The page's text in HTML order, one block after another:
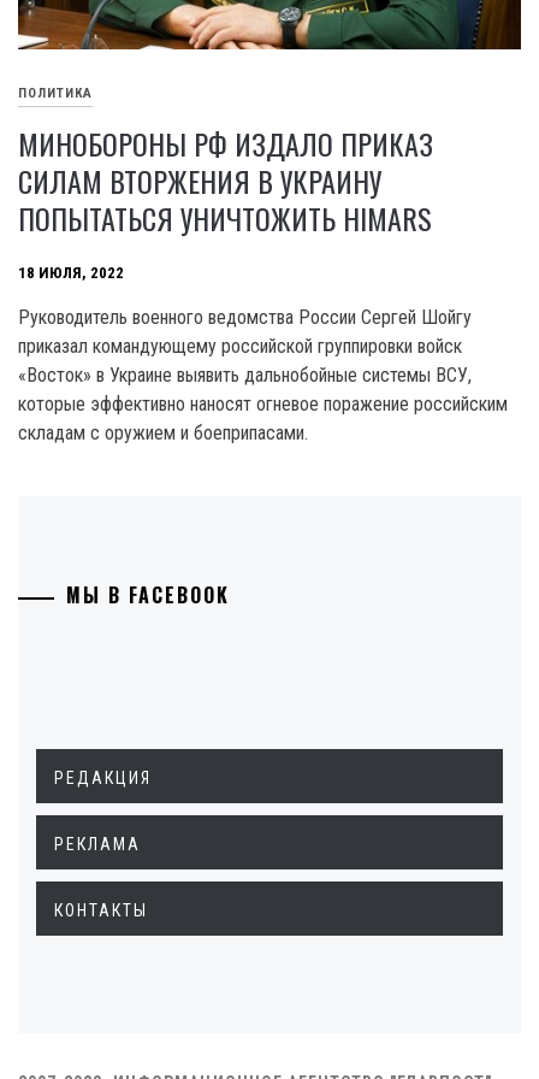
ПОЛИТИКА
МИНОБОРОНЫ РФ ИЗДАЛО ПРИКАЗ
СИЛАМ ВТОРЖЕНИЯ В УКРАИНУ
ПОПЫТАТЬСЯ УНИЧТОЖИТЬ HIMARS
18 ИЮЛЯ, 2022
Руководитель военного ведомства России Сергей Шойгу
приказал командующему российской группировки войск
«Восток» в Украине выявить дальнобойные системы ВСУ,
которые эффективно наносят огневое поражение российским
складам с оружием и боеприпасами.
МЫ В FACEBOOK
РЕДАКЦИЯ
РЕКЛАМА
КОНТАКТЫ